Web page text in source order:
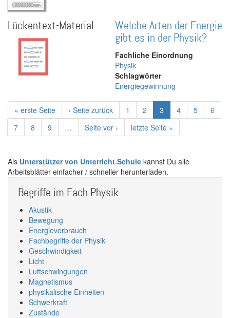
Lückentext-Material
Welche Arten der Energie
gibt es in der Physik?
Fachliche Einordnung
Physik
Schlagwörter
Energiegewinnung
Seitennummerierung
Erste
Seite
« erste Seite
Vorherige
Seite
‹ Seite zurück Page
1 Page
2
Aktuelle
Seite
3 Page
4 Page
5 Page
6
Page
7 Page
8 Page
9 …
Nächste
Seite
Seite vor ›
Letzte
Seite
letzte Seite »
Als Unterstützer von Unterricht.Schule kannst Du alle
Arbeitsblätter einfacher / schneller herunterladen.
Begriffe im Fach Physik
Akustik
Bewegung
Energieverbrauch
Fachbegriffe der Physik
Geschwindigkeit
Licht
Luftschwingungen
Magnetismus
physikalische Einheiten
Schwerkraft
Zustände